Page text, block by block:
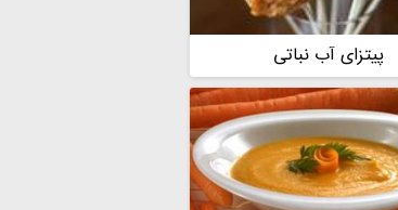
پیتزای آب نباتی